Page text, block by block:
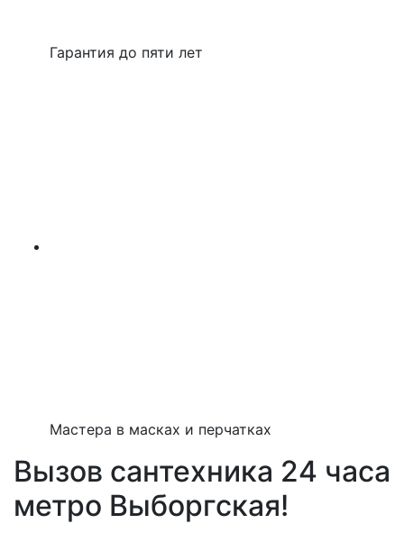
Гарантия до пяти лет
Мастера в масках и перчатках
Вызов сантехника 24 часа
метро Выборгская!